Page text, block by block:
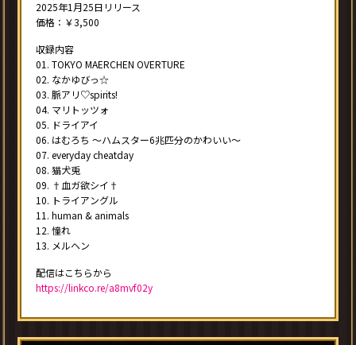
2025年1月25日リリース
価格：￥3,500
収録内容
01. TOKYO MAERCHEN OVERTURE
02. なかゆびっ☆
03. 脈アリ♡spirits!
04. マリトッツォ
05. ドライアイ
06. はむろち ～ハムスター6兆匹分のかわいい～
07. everyday cheatday
08. 猫犬兎
09. †血ガ欲シイ†
10. トライアングル
11. human & animals
12. 憧れ
13. メルヘン
配信はこちらから
https://linkco.re/a8mvf02y